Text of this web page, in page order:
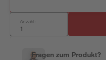
Anzahl:
Fragen zum Produkt?